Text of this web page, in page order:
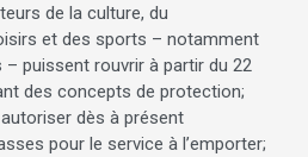
de la culture, du
et des sports – notamment
puissent rouvrir à partir du 22
des concepts de protection;
dès à présent
pour le service à l’emporter;